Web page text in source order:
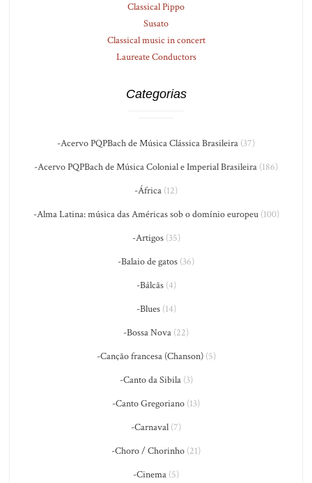
Classical Pippo
Susato
Classical music in concert
Laureate Conductors
Categorias
-Acervo PQPBach de Música Clássica Brasileira (37)
-Acervo PQPBach de Música Colonial e Imperial Brasileira (186)
-África (12)
-Alma Latina: música das Américas sob o domínio europeu(100)
-Artigos(35)
-Balaio de gatos (36)
-Bálcãs(4)
-Blues(14)
-Bossa Nova (22)
-Canção francesa (Chanson)(5)
-Canto da Sibila(3)
-Canto Gregoriano (13)
-Carnaval (7)
-Choro / Chorinho (21)
-Cinema (5)